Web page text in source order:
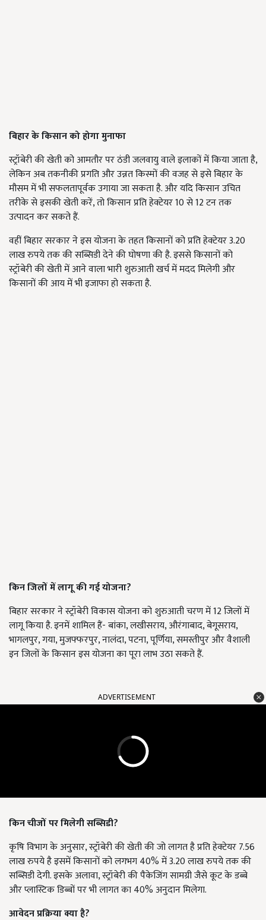
बिहार के किसान को होगा मुनाफा
स्ट्रॉबेरी की खेती को आमतौर पर ठंडी जलवायु वाले इलाकों में किया जाता है,
लेकिन अब तकनीकी प्रगति और उन्नत किस्मों की वजह से इसे बिहार के
मौसम में भी सफलतापूर्वक उगाया जा सकता है. और यदि किसान उचित
तरीके से इसकी खेती करें, तो किसान प्रति हेक्टेयर 10 से 12 टन तक
उत्पादन कर सकते हैं.
वहीं बिहार सरकार ने इस योजना के तहत किसानों को प्रति हेक्टेयर 3.20
लाख रुपये तक की सब्सिडी देने की घोषणा की है. इससे किसानों को
स्ट्रॉबेरी की खेती में आने वाला भारी शुरुआती खर्च में मदद मिलेगी और
किसानों की आय में भी इजाफा हो सकता है.
किन जिलों में लागू की गई योजना?
बिहार सरकार ने स्ट्रॉबेरी विकास योजना को शुरुआती चरण में 12 जिलों में
लागू किया है. इनमें शामिल हैं- बांका, लखीसराय, औरंगाबाद, बेगूसराय,
भागलपुर, गया, मुजफ्फरपुर, नालंदा, पटना, पूर्णिया, समस्तीपुर और वैशाली
इन जिलों के किसान इस योजना का पूरा लाभ उठा सकते हैं.
ADVERTISEMENT
किन चीजों पर मिलेगी सब्सिडी?
कृषि विभाग के अनुसार, स्ट्रॉबेरी की खेती की जो लागत है प्रति हेक्टेयर 7.56
लाख रुपये है इसमें किसानों को लगभग 40% में 3.20 लाख रुपये तक की
सब्सिडी देगी. इसके अलावा, स्ट्रॉबेरी की पैकेजिंग सामग्री जैसे कूट के डब्बे
और प्लास्टिक डिब्बों पर भी लागत का 40% अनुदान मिलेगा.
आवेदन प्रक्रिया क्या है?